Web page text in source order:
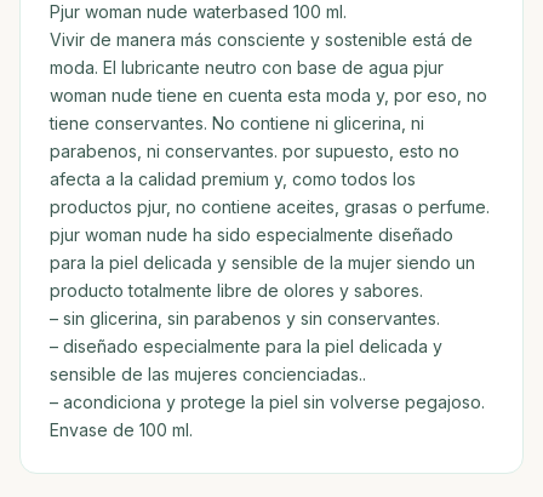
Pjur woman nude waterbased 100 ml.
Vivir de manera más consciente y sostenible está de
moda. El lubricante neutro con base de agua pjur
woman nude tiene en cuenta esta moda y, por eso, no
tiene conservantes. No contiene ni glicerina, ni
parabenos, ni conservantes. por supuesto, esto no
afecta a la calidad premium y, como todos los
productos pjur, no contiene aceites, grasas o perfume.
pjur woman nude ha sido especialmente diseñado
para la piel delicada y sensible de la mujer siendo un
producto totalmente libre de olores y sabores.
– sin glicerina, sin parabenos y sin conservantes.
– diseñado especialmente para la piel delicada y
sensible de las mujeres concienciadas..
– acondiciona y protege la piel sin volverse pegajoso.
Envase de 100 ml.